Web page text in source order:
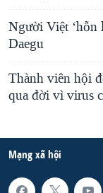
Người Việt ‘hỗn
Daegu
Thành viên hội
qua đời vì virus
Mạng xã hội